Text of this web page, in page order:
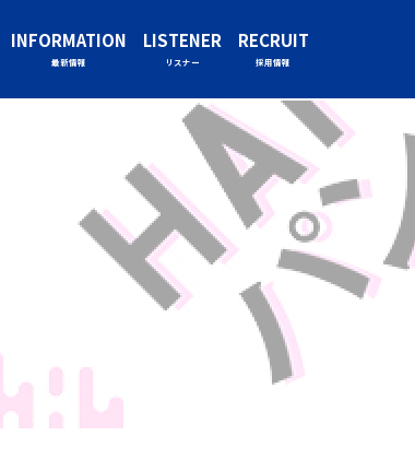
INFORMATION
最新情報
LISTENER
リスナー
RECRUIT
採用情報